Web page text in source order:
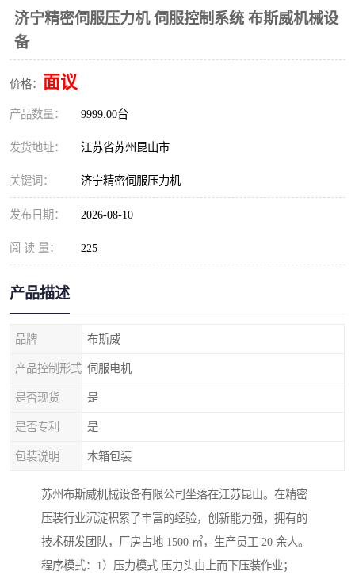
济宁精密伺服压力机 伺服控制系统 布斯威机械设
备
价格： 面议
产品数量： 9999.00台
发货地址： 江苏省苏州昆山市
关键词： 济宁精密伺服压力机
发布日期： 2026-08-10
阅 读 量： 225
产品描述
品牌 布斯威
产品控制形式 伺服电机
是否现货 是
是否专利 是
包装说明 木箱包装
苏州布斯威机械设备有限公司坐落在江苏昆山。在精密
压装行业沉淀积累了丰富的经验，创新能力强，拥有的
技术研发团队，厂房占地 1500 ㎡，生产员工 20 余人。
程序模式：1）压力模式 压力头由上而下压装作业；